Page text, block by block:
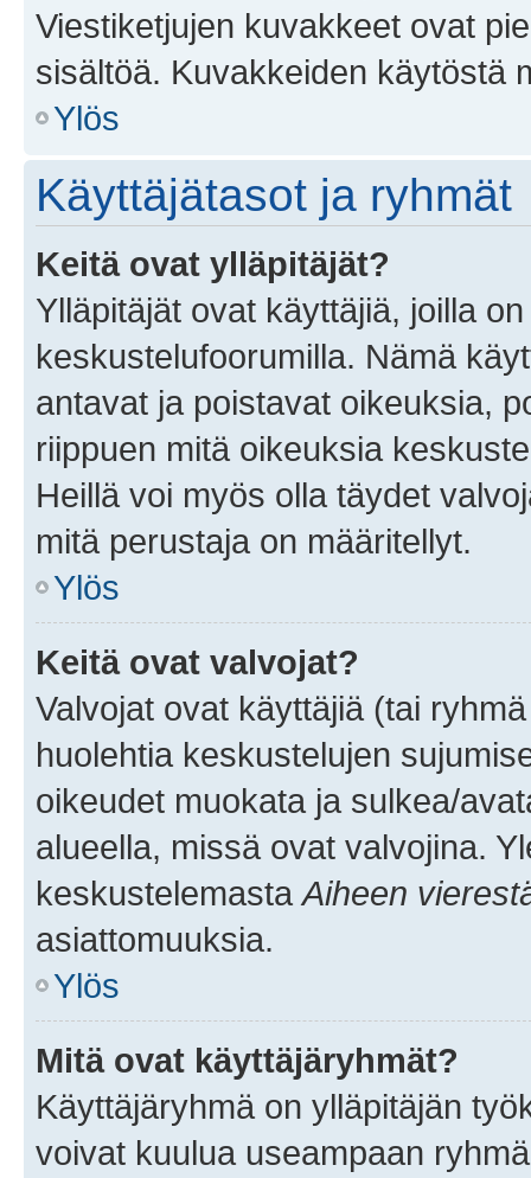
Viestiketjujen kuvakkeet ovat
sisältöä. Kuvakkeiden käytöstä
Ylös
Käyttäjätasot ja ryhmät
Keitä ovat ylläpitäjät?
Ylläpitäjät ovat käyttäjiä, joilla
keskustelufoorumilla. Nämä
antavat ja poistavat oikeuksia,
riippuen mitä oikeuksia
Heillä voi myös olla täydet
mitä perustaja on määritellyt.
Ylös
Keitä ovat valvojat?
Valvojat ovat käyttäjiä (tai
huolehtia keskustelujen
oikeudet muokata ja sulkea/
alueella, missä ovat valvojina.
keskustelemasta Aiheen
asiattomuuksia.
Ylös
Mitä ovat käyttäjäryhmät?
Käyttäjäryhmä on ylläpitäjän
voivat kuulua useampaan